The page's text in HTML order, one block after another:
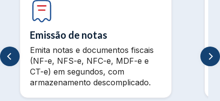
Emissão de notas
Emita notas e documentos fiscais
(NF-e, NFS-e, NFC-e, MDF-e e
CT-e) em segundos, com
armazenamento descomplicado.